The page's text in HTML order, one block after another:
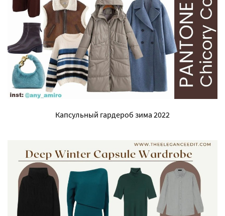
Капсульный гардероб зима 2022